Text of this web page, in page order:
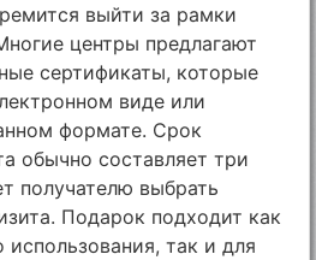
выйти за рамки
центры предлагают
сертификаты, которые
виде или
формате. Срок
обычно составляет три
получателю выбрать
Подарок подходит как
использования, так и для